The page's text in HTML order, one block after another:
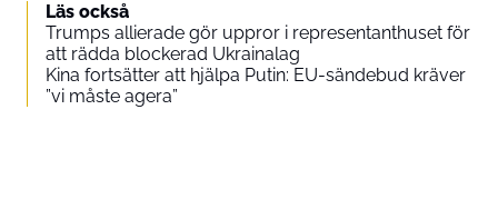
Läs också
Trumps allierade gör uppror i representanthuset för
att rädda blockerad Ukrainalag
Kina fortsätter att hjälpa Putin: EU-sändebud kräver
”vi måste agera”